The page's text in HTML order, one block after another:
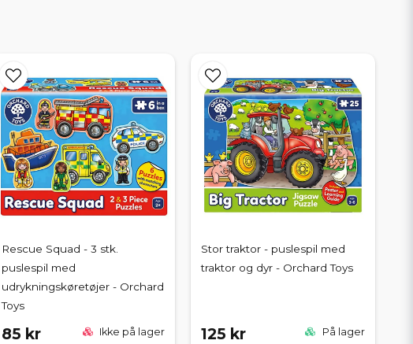
Rescue Squad - 3 stk.
puslespil med
udrykningskøretøjer - Orchard
Toys
85 kr Ikke på lager
Stor traktor - puslespil med
traktor og dyr - Orchard Toys
125 kr På lager